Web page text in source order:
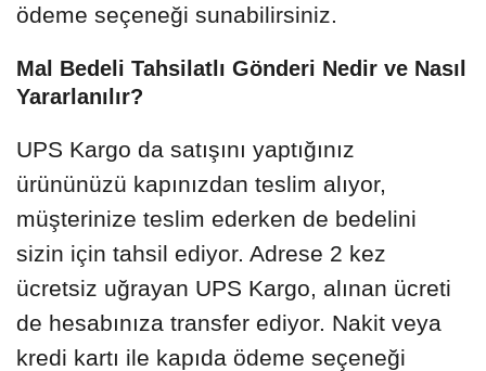
ödeme seçeneği sunabilirsiniz.
Mal Bedeli Tahsilatlı Gönderi Nedir ve Nasıl
Yararlanılır?
UPS Kargo da satışını yaptığınız
ürününüzü kapınızdan teslim alıyor,
müşterinize teslim ederken de bedelini
sizin için tahsil ediyor. Adrese 2 kez
ücretsiz uğrayan UPS Kargo, alınan ücreti
de hesabınıza transfer ediyor. Nakit veya
kredi kartı ile kapıda ödeme seçeneği